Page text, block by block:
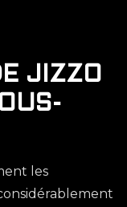
JIZZO
les